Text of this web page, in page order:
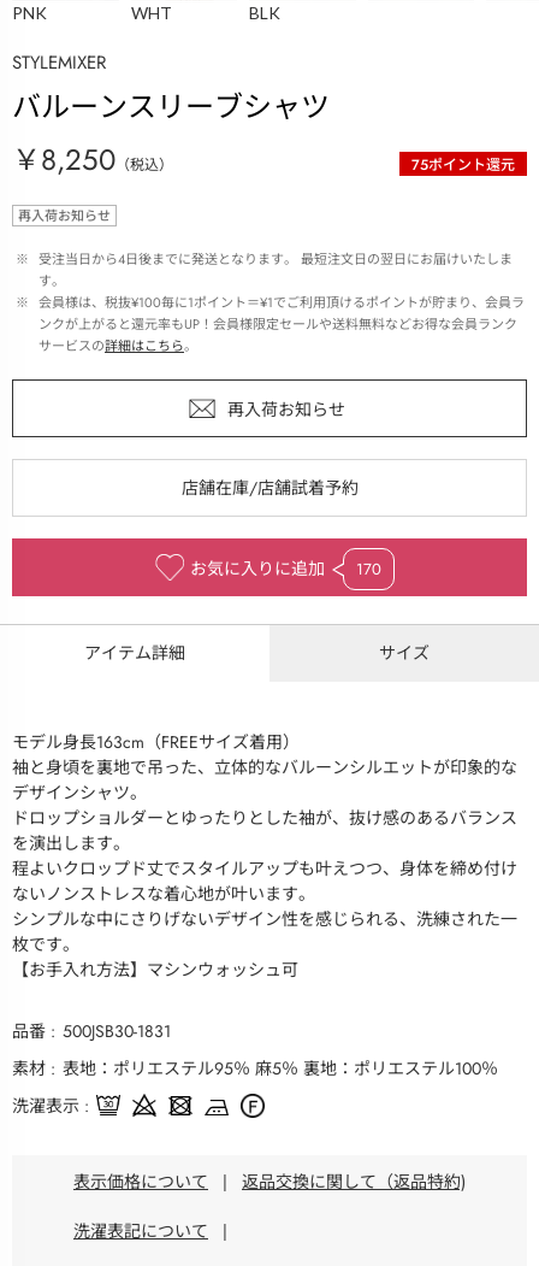
PNK WHT BLK
STYLEMIXER
バルーンスリーブシャツ
￥8,250 （税込） 75ポイント還元
再入荷お知らせ
※ 受注当日から4日後までに発送となります。 最短注文日の翌日にお届けいたしま
す。
※ 会員様は、税抜¥100毎に1ポイント＝¥1でご利用頂けるポイントが貯まり、会員ラ
ンクが上がると還元率もUP！会員様限定セールや送料無料などお得な会員ランク
サービスの詳細はこちら。
お気に入りに追加 170
アイテム詳細 サイズ
モデル身長163cm（FREEサイズ着用）
袖と身頃を裏地で吊った、立体的なバルーンシルエットが印象的な
デザインシャツ。
ドロップショルダーとゆったりとした袖が、抜け感のあるバランス
を演出します。
程よいクロップド丈でスタイルアップも叶えつつ、身体を締め付け
ないノンストレスな着心地が叶います。
シンプルな中にさりげないデザイン性を感じられる、洗練された一
枚です。
【お手入れ方法】マシンウォッシュ可
品番
500JSB30-1831
素材
表地：ポリエステル95％ 麻5％ 裏地：ポリエステル100％
洗濯表示
表示価格について | 返品交換に関して（返品特約)
洗濯表記について |